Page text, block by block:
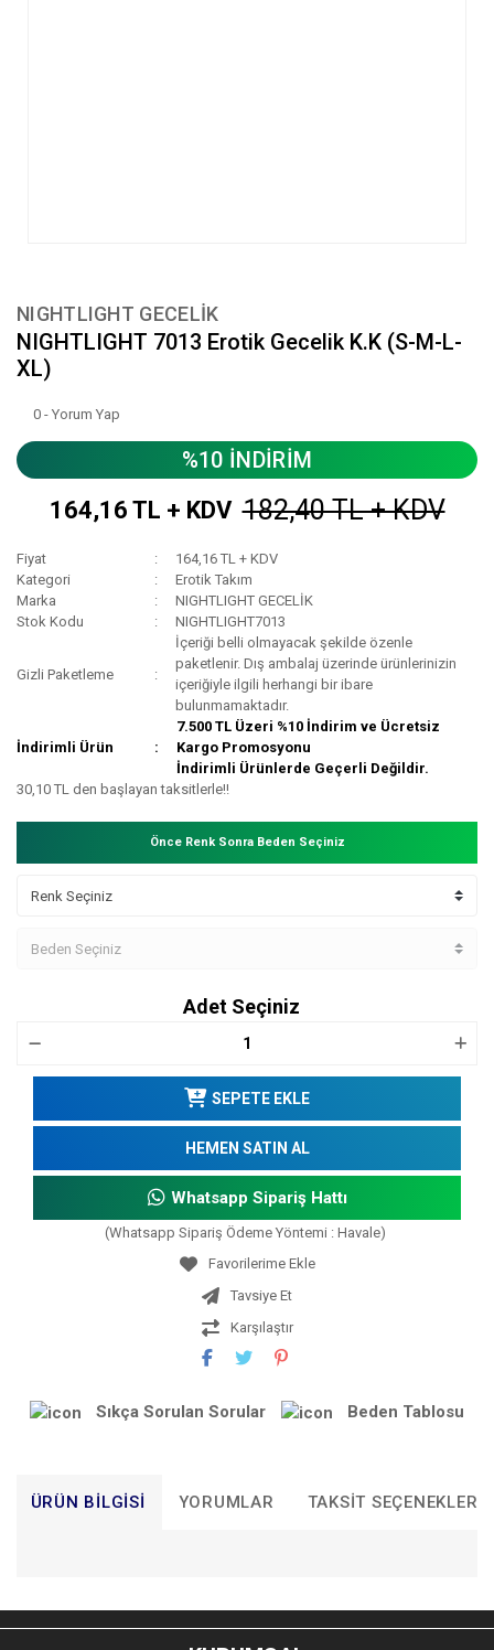
NIGHTLIGHT GECELİK
NIGHTLIGHT 7013 Erotik Gecelik K.K (S-M-L-
XL)
0 - Yorum Yap
%10 İNDİRİM
164,16 TL + KDV 182,40 TL + KDV
Fiyat
164,16 TL + KDV
Kategori
Erotik Takım
Marka
NIGHTLIGHT GECELİK
Stok Kodu
NIGHTLIGHT7013
Gizli Paketleme
İçeriği belli olmayacak şekilde özenle
paketlenir. Dış ambalaj üzerinde ürünlerinizin
içeriğiyle ilgili herhangi bir ibare
bulunmamaktadır.
İndirimli Ürün
7.500 TL Üzeri %10 İndirim ve Ücretsiz
Kargo Promosyonu
İndirimli Ürünlerde Geçerli Değildir.
30,10 TL den başlayan taksitlerle!!
Önce Renk Sonra Beden Seçiniz
Adet Seçiniz
SEPETE EKLE
HEMEN SATIN AL
Whatsapp Sipariş Hattı
(Whatsapp Sipariş Ödeme Yöntemi : Havale)
Tavsiye Et
Karşılaştır
Sıkça Sorulan Sorular Beden Tablosu
ÜRÜN BILGISI YORUMLAR TAKSIT SEÇENEKLERI
Bu ürünün fiyat bilgisi, resim, ürün açıklamalarında ve diğer
konularda yetersiz gördüğünüz noktaları öneri formunu